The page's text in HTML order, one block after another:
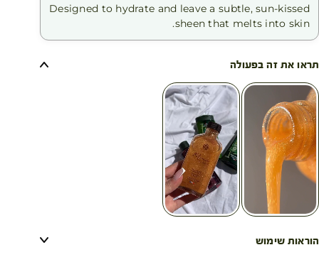
Designed to hydrate and leave a subtle, sun-kissed
sheen that melts into skin.
תראו את זה בפעולה
הוראות שימוש